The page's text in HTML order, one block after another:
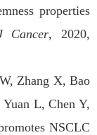
properties
Cancer, 2020,
Zhang X, Bao
L, Chen Y,
NSCLC